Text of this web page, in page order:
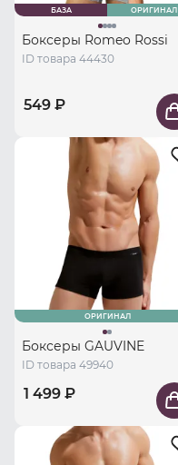
БАЗА ОРИГИНАЛ
Боксеры Romeo Rossi
ID товара 44430
549 ₽
ОРИГИНАЛ
Боксеры GAUVINE
ID товара 49940
1 499 ₽